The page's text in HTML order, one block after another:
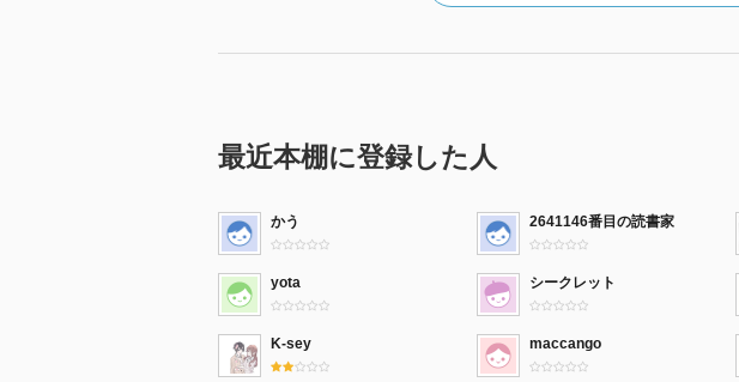
最近本棚に登録した人
かう 2641146番目の読書家
yota シークレット
K-sey maccango